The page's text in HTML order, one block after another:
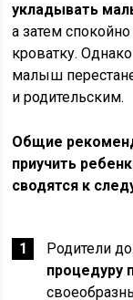
укладывать
а затем
кроватку.
малыш
и родительским.
Общие
приучить
сводятся к
Родители
процедуру